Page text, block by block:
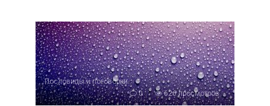
Пословицы и поговорки
0
626 просмотров